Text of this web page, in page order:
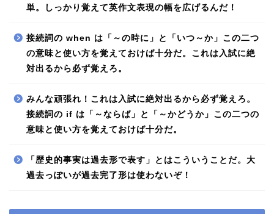
単。しっかり覚えて英作文表現の幅を広げるんだ！
接続詞の when は「～の時に」と「いつ～か」この二つ
の意味と使い方を覚えておけば十分だ。これは入試に絶
対出るから必ず覚えろ。
みんな頑張れ！これは入試に絶対出るから必ず覚えろ。
接続詞の if は「～ならば」と「～かどうか」この二つの
意味と使い方を覚えておけば十分だ。
「歴史的事実は過去形で表す」とはこういうことだ。大
過去っぽいが過去完了形は使わないぞ！